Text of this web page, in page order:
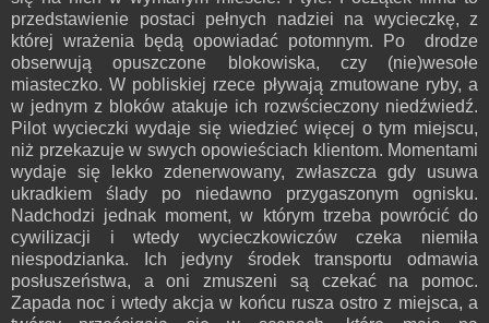
przedstawienie postaci pełnych nadziei na wycieczkę, z
której wrażenia będą opowiadać potomnym. Po drodze
obserwują opuszczone blokowiska, czy (nie)wesołe
miasteczko. W pobliskiej rzece pływają zmutowane ryby, a
w jednym z bloków atakuje ich rozwścieczony niedźwiedź.
Pilot wycieczki wydaje się wiedzieć więcej o tym miejscu,
niż przekazuje w swych opowieściach klientom. Momentami
wydaje się lekko zdenerwowany, zwłaszcza gdy usuwa
ukradkiem ślady po niedawno przygaszonym ognisku.
Nadchodzi jednak moment, w którym trzeba powrócić do
cywilizacji i wtedy wycieczkowiczów czeka niemiła
niespodzianka. Ich jedyny środek transportu odmawia
posłuszeństwa, a oni zmuszeni są czekać na pomoc.
Zapada noc i wtedy akcja w końcu rusza ostro z miejsca, a